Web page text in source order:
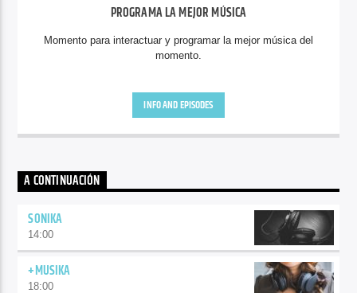
PROGRAMA LA MEJOR MÚSICA
Momento para interactuar y programar la mejor música del
momento.
INFO AND EPISODES
A CONTINUACIÓN
SONIKA
14:00
+MUSIKA
18:00